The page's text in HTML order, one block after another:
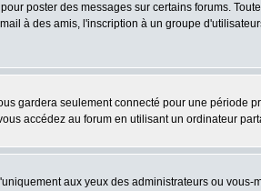
poster des messages sur certains forums.
à des amis, l'inscription à un groupe
gardera seulement connecté pour une période
accédez au forum en utilisant un ordinateur
aux yeux des administrateurs ou